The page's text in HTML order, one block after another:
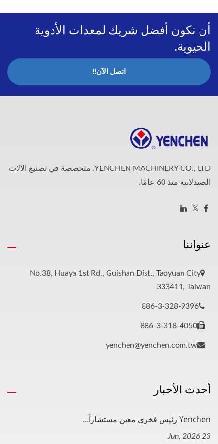
أن نكون أفضل شريك لمعدات الأدوية
الحيوية.
اتصل الآن!!
YENCHEN MACHINERY CO., LTD. متخصصة في تصنيع الآلات
الصيدلانية منذ 60 عامًا.
عنواننا
No.38, Huaya 1st Rd., Guishan Dist., Taoyuan City
333411, Taiwan
886-3-328-9396
886-3-318-4050
yenchen@yenchen.com.tw
أحدث الأخبار
Yenchen رئيس فخري معين مستشاراً...
23 Jun, 2026